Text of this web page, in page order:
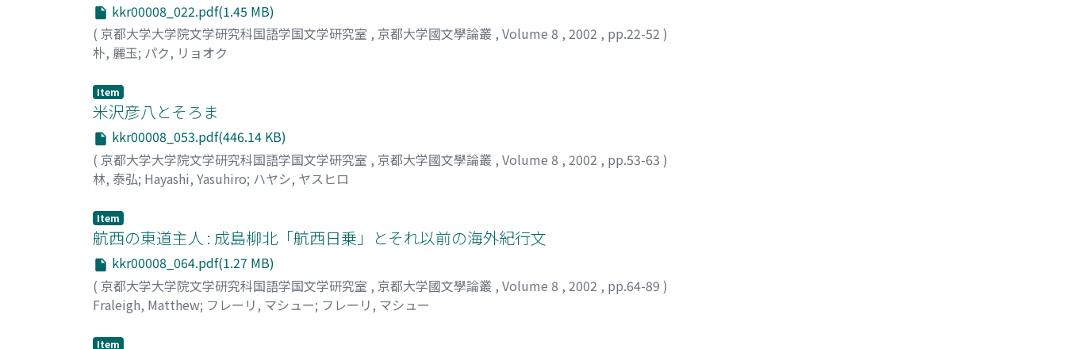
kkr00008_022.pdf(1.45 MB)
( 京都大学大学院文学研究科国語学国文学研究室 , 京都大学國文學論叢 , Volume 8 , 2002 , pp.22-52 )
朴, 麗玉; パク, リョオク
Item
米沢彦八とそろま
kkr00008_053.pdf(446.14 KB)
( 京都大学大学院文学研究科国語学国文学研究室 , 京都大学國文學論叢 , Volume 8 , 2002 , pp.53-63 )
林, 泰弘; Hayashi, Yasuhiro; ハヤシ, ヤスヒロ
Item
航西の東道主人 : 成島柳北「航西日乗」とそれ以前の海外紀行文
kkr00008_064.pdf(1.27 MB)
( 京都大学大学院文学研究科国語学国文学研究室 , 京都大学國文學論叢 , Volume 8 , 2002 , pp.64-89 )
Fraleigh, Matthew; フレーリ, マシュー; フレーリ, マシュー
Item